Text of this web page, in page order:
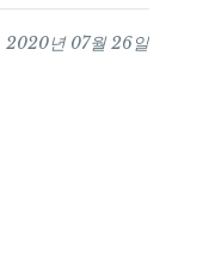
2020년 07월 26일